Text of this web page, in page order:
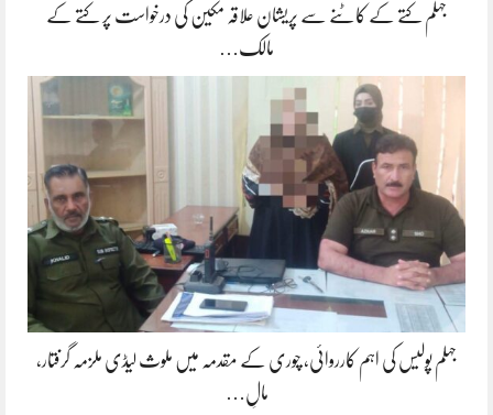
جہلم کتے کے کاٹنے سے پریشان علاقہ مکین کی درخواست پر کتے کے
مالک…
جہلم پولیس کی اہم کارروائی، چوری کے مقدمہ میں ملوث لیڈی ملزمہ گرفتار،
مالِ…